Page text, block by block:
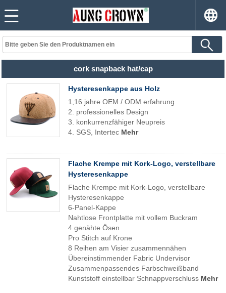
cork snapback hat/cap
Hysteresenkappe aus Holz
1,16 jahre OEM / ODM erfahrung
2. professionelles Design
3. konkurrenzfähiger Neupreis
4. SGS, Intertec Mehr
Flache Krempe mit Kork-Logo, verstellbare
Hysteresenkappe
Flache Krempe mit Kork-Logo, verstellbare
Hysteresenkappe
6-Panel-Kappe
Nahtlose Frontplatte mit vollem Buckram
4 genähte Ösen
Pro Stitch auf Krone
8 Reihen am Visier zusammennähen
Übereinstimmender Fabric Undervisor
Zusammenpassendes Farbschweißband
Kunststoff einstellbar Schnappverschluss Mehr